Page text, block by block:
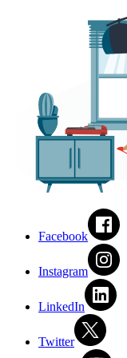
Facebook
Instagram
LinkedIn
Twitter